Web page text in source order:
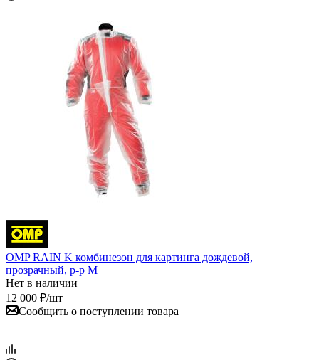
OMP RAIN K комбинезон для картинга дождевой,
прозрачный, р-р M
Нет в наличии
12 000 ₽/шт
Сообщить о поступлении товара